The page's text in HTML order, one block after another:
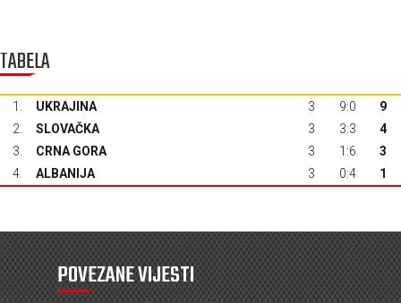
TABELA
1. UKRAJINA 3 9:0
9
2.
SLOVAČKA 3 3:3
4
3.
CRNA GORA 3 1:6
3
4.
ALBANIJA 3 0:4 1
POVEZANE VIJESTI